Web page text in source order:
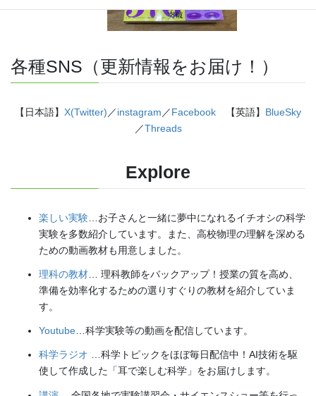
各種SNS（更新情報をお届け！）
【日本語】 X(Twitter) ／instagram ／Facebook 【英語】 BlueSky
／Threads
Explore
楽しい実験 …お子さんと一緒に夢中になれるイチオシの科学
実験を多数紹介しています。また、高校物理の理解を深める
ための動画教材も用意しました。
理科の教材 … 理科教師をバックアップ！授業の質を高め、
準備を効率化するための選りすぐりの教材を紹介していま
す。
Youtube…科学実験等の動画を配信しています。
科学ラジオ …科学トピックをほぼ毎日配信中！AI技術を駆
使して作成した「耳で楽しむ科学」をお届けします。